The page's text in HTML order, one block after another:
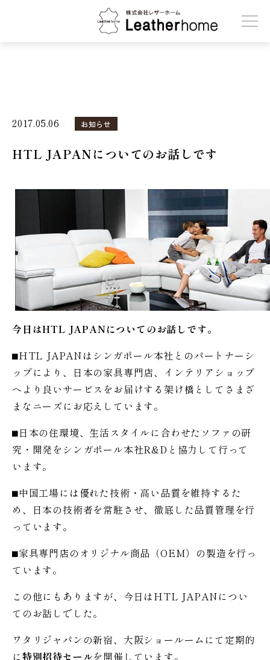
株式会社レザーホーム
2017.05.06 お知らせ
HTL JAPANについてのお話しです
今日はHTL JAPANについてのお話しです。
⬛︎HTL JAPANはシンガポール本社とのパートナーシ
ップにより、日本の家具専門店、インテリアショップ
へより良いサービスをお届けする架け橋としてさまざ
まなニーズにお応えしています。
⬛︎日本の住環境、生活スタイルに合わせたソファの研
究・開発をシンガポール本社R&Dと協力して行って
います。
⬛︎中国工場には優れた技術・高い品質を維持するた
め、日本の技術者を常駐させ、徹底した品質管理を行
っています。
⬛︎家具専門店のオリジナル商品（OEM）の製造を行っ
ています。
この他にもありますが、今日はHTL JAPANについ
てのお話しでした。
ワタリジャパンの新宿、大阪ショールームにて定期的
に特別招待セールを開催しています。